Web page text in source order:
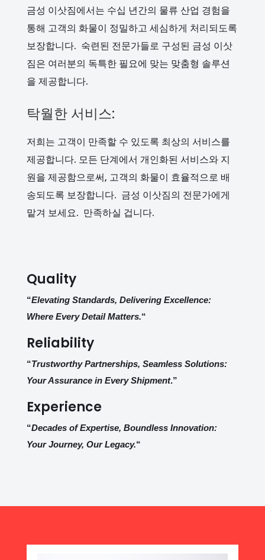
금성 이삿짐에서는 수십 년간의 물류 산업 경험을
통해 고객의 화물이 정밀하고 세심하게 처리되도록
보장합니다. 숙련된 전문가들로 구성된 금성 이삿
짐은 여러분의 독특한 필요에 맞는 맞춤형 솔루션
을 제공합니다.
탁월한 서비스:
저희는 고객이 만족할 수 있도록 최상의 서비스를
제공합니다. 모든 단계에서 개인화된 서비스와 지
원을 제공함으로써, 고객의 화물이 효율적으로 배
송되도록 보장합니다. 금성 이삿짐의 전문가에게
맡겨 보세요. 만족하실 겁니다.
Quality
“Elevating Standards, Delivering Excellence:
Where Every Detail Matters.“
Reliability
“Trustworthy Partnerships, Seamless Solutions:
Your Assurance in Every Shipment.”
Experience
“Decades of Expertise, Boundless Innovation:
Your Journey, Our Legacy.“